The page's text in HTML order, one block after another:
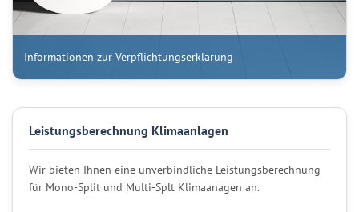
Informationen zur Verpflichtungserklärung
Leistungsberechnung Klimaanlagen
Wir bieten Ihnen eine unverbindliche Leistungsberechnung
für Mono-Split und Multi-Splt Klimaanagen an.